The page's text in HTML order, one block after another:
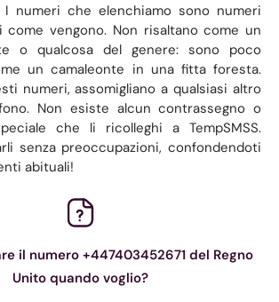
numeri che elenchiamo sono numeri
come vengono. Non risaltano come un
o qualcosa del genere: sono poco
un camaleonte in una fitta foresta.
numeri, assomigliano a qualsiasi altro
Non esiste alcun contrassegno o
che li ricolleghi a TempSMSS.
senza preoccupazioni, confondendoti
abituali!
il numero +447403452671 del Regno
Unito quando voglio?